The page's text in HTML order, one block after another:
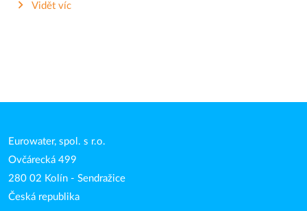
Vidět víc
Eurowater, spol. s r.o.
Ovčárecká 499
280 02 Kolín - Sendražice
Česká republika